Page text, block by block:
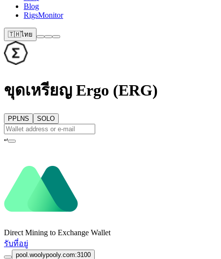
Blog
RigsMonitor
🇹🇭ไทย
ขุดเหรียญ Ergo (ERG)
PPLNS SOLO
↵
Direct Mining to Exchange Wallet
รับที่อยู่
pool.woolypooly.com:3100